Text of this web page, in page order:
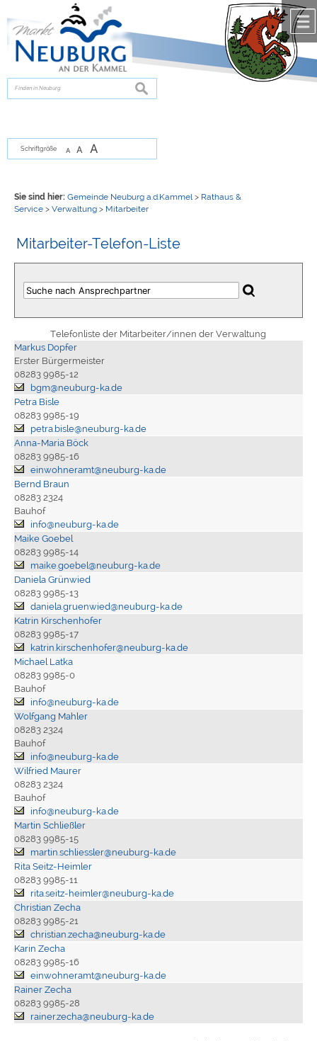
zur Navigationoder
springen.
suchen
Schriftgröße A A A
Sie sind hier: Gemeinde Neuburg a.d.Kammel > Rathaus &
Service> Verwaltung> Mitarbeiter
Mitarbeiter-Telefon-Liste
Telefonliste der Mitarbeiter/innen der Verwaltung
Markus Dopfer
Erster Bürgermeister
08283 9985-12
bgm@neuburg-ka.de
Petra Bisle
08283 9985-19
petra.bisle@neuburg-ka.de
Anna-Maria Böck
08283 9985-16
einwohneramt@neuburg-ka.de
Bernd Braun
08283 2324
Bauhof
info@neuburg-ka.de
Maike Goebel
08283 9985-14
maike.goebel@neuburg-ka.de
Daniela Grünwied
08283 9985-13
daniela.gruenwied@neuburg-ka.de
Katrin Kirschenhofer
08283 9985-17
katrin.kirschenhofer@neuburg-ka.de
Michael Latka
08283 9985-0
Bauhof
info@neuburg-ka.de
Wolfgang Mahler
08283 2324
Bauhof
info@neuburg-ka.de
Wilfried Maurer
08283 2324
Bauhof
info@neuburg-ka.de
Martin Schließler
08283 9985-15
martin.schliessler@neuburg-ka.de
Rita Seitz-Heimler
08283 9985-11
rita.seitz-heimler@neuburg-ka.de
Christian Zecha
08283 9985-21
christian.zecha@neuburg-ka.de
Karin Zecha
08283 9985-16
einwohneramt@neuburg-ka.de
Rainer Zecha
08283 9985-28
rainer.zecha@neuburg-ka.de